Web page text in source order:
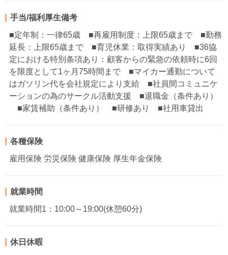
手当/福利厚生備考
■定年制：一律65歳 ■再雇用制度：上限65歳まで ■勤務
延長：上限65歳まで ■育児休業：取得実績あり ■36協
定における特別条項あり：顧客からの緊急の依頼時に6回
を限度として1ヶ月75時間まで ■マイカー通勤について
はガソリン代を会社規定により支給 ■社員間コミュニケ
ーションの為のサークル活動支援 ■退職金（条件あり）
■家賃補助（条件あり） ■研修あり ■社用車貸出
各種保険
雇用保険 労災保険 健康保険 厚生年金保険
就業時間
就業時間1：10:00～19:00(休憩60分)
休日休暇